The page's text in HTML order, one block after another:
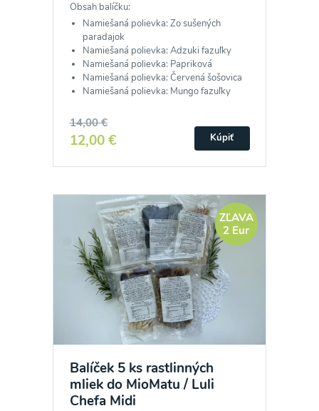
Obsah balíčku:
Namiešaná polievka: Zo sušených
paradajok
Namiešaná polievka: Adzuki fazuľky
Namiešaná polievka: Papriková
Namiešaná polievka: Červená šošovica
Namiešaná polievka: Mungo fazuľky
14,00 €
12,00 € Kúpiť
ZĽAVA
2 Eur
Balíček 5 ks rastlinných
mliek do MioMatu / Luli
Chefa Midi